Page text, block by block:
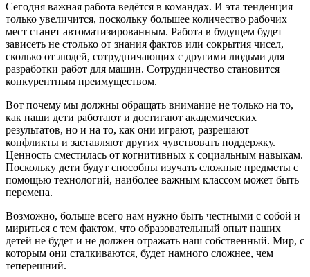
Сегодня важная работа ведётся в командах. И эта тенденция
только увеличится, поскольку большее количество рабочих
мест станет автоматизированным. Работа в будущем будет
зависеть не столько от знания фактов или сокрытия чисел,
сколько от людей, сотрудничающих с другими людьми для
разработки работ для машин. Сотрудничество становится
конкурентным преимуществом.
Вот почему мы должны обращать внимание не только на то,
как наши дети работают и достигают академических
результатов, но и на то, как они играют, разрешают
конфликты и заставляют других чувствовать поддержку.
Ценность сместилась от когнитивных к социальным навыкам.
Поскольку дети будут способны изучать сложные предметы с
помощью технологий, наиболее важным классом может быть
перемена.
Возможно, больше всего нам нужно быть честными с собой и
мириться с тем фактом, что образовательный опыт наших
детей не будет и не должен отражать наш собственный. Мир, с
которым они сталкиваются, будет намного сложнее, чем
теперешний.